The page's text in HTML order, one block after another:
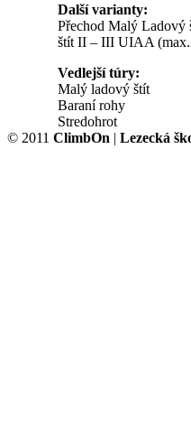
Další varianty:
Přechod Malý Ladový
štít II – III UIAA
Vedlejší túry:
Malý ladový štít
Baraní rohy
Stredohrot
© 2011 ClimbOn | Lezecká